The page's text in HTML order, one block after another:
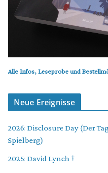
Alle Infos, Leseprobe und
Neue Ereignisse
2026: Disclosure Day (Der
Spielberg)
2025: David Lynch †